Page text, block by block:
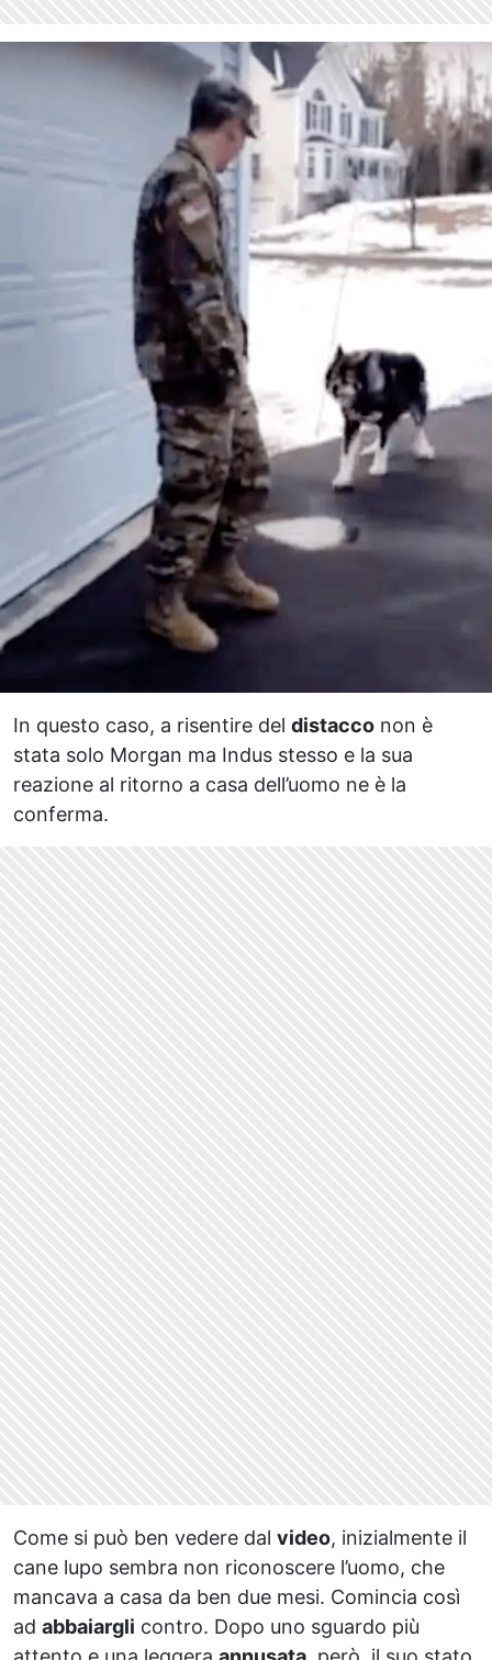
In questo caso, a risentire del distacco non è
stata solo Morgan ma Indus stesso e la sua
reazione al ritorno a casa dell’uomo ne è la
conferma.
Come si può ben vedere dal video, inizialmente il
cane lupo sembra non riconoscere l’uomo, che
mancava a casa da ben due mesi. Comincia così
ad abbaiargli contro. Dopo uno sguardo più